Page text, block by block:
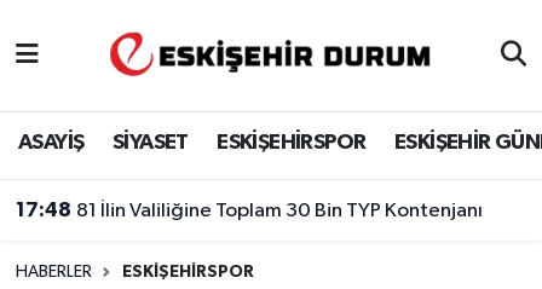
ASAYİŞ SİYASET ESKİŞEHİRSPOR ESKİŞEHİR
17:48 81 İlin Valiliğine Toplam 30 Bin TYP Kontenjanı
HABERLER ESKIŞEHIRSPOR
Eskişehir Hava Durumu
Eskişehir Namaz Vakitleri
Eskişehir Trafik Yoğunluk Haritası